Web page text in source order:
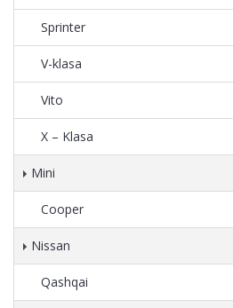
Sprinter
V-klasa
Vito
X – Klasa
Mini
Cooper
Nissan
Qashqai